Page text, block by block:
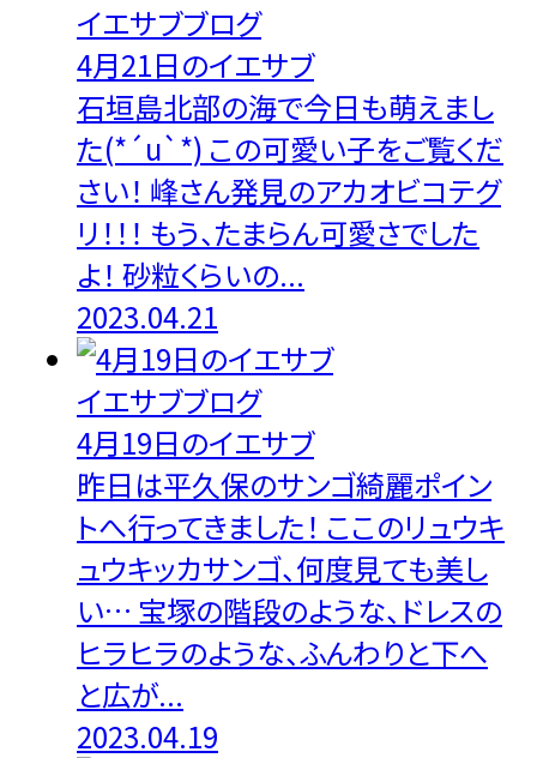
イエサブブログ
4月21日のイエサブ
石垣島北部の海で今日も萌えまし
た(*´u`*) この可愛い子をご覧くだ
さい！ 峰さん発見のアカオビコテグ
リ！！！ もう、たまらん可愛さでした
よ！ 砂粒くらいの...
2023.04.21
イエサブブログ
4月19日のイエサブ
昨日は平久保のサンゴ綺麗ポイン
トへ行ってきました！ ここのリュウキ
ュウキッカサンゴ、何度見ても美し
い… 宝塚の階段のような、ドレスの
ヒラヒラのような、ふんわりと下へ
と広が...
2023.04.19